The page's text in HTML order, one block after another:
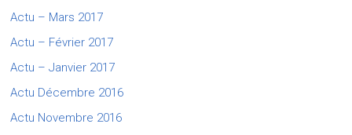
Actu – Mars 2017
Actu – Février 2017
Actu – Janvier 2017
Actu Décembre 2016
Actu Novembre 2016